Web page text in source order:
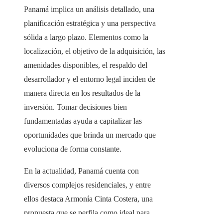
Panamá implica un análisis detallado, una
planificación estratégica y una perspectiva
sólida a largo plazo. Elementos como la
localización, el objetivo de la adquisición, las
amenidades disponibles, el respaldo del
desarrollador y el entorno legal inciden de
manera directa en los resultados de la
inversión. Tomar decisiones bien
fundamentadas ayuda a capitalizar las
oportunidades que brinda un mercado que
evoluciona de forma constante.
En la actualidad, Panamá cuenta con
diversos complejos residenciales, y entre
ellos destaca Armonía Cinta Costera, una